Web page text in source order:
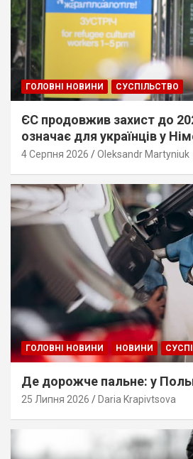
ГОЛОВНІ НОВИНИ СУСПІЛЬСТВО
ЄС продовжив захист до
означає для українців у
4 Серпня 2026 Oleksandr Martyniuk
ГОЛОВНІ НОВИНИ НОВИНИ
Де дорожче пальне: у
25 Липня 2026 Daria Krapivtsova